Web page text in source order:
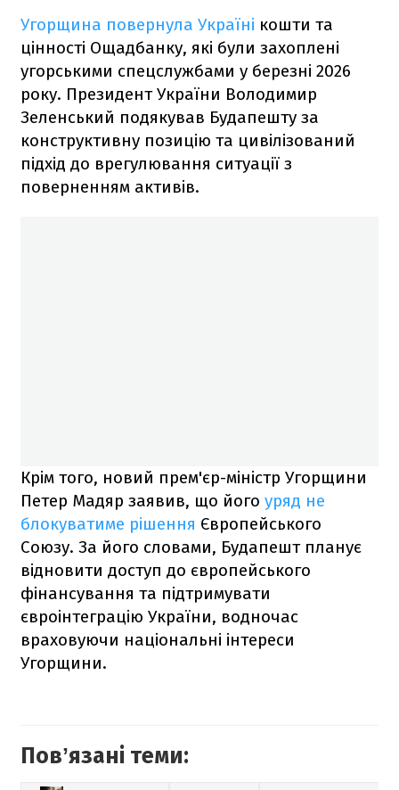
Угорщина повернула Україні кошти та
цінності Ощадбанку, які були захоплені
угорськими спецслужбами у березні 2026
року. Президент України Володимир
Зеленський подякував Будапешту за
конструктивну позицію та цивілізований
підхід до врегулювання ситуації з
поверненням активів.
Крім того, новий прем'єр-міністр Угорщини
Петер Мадяр заявив, що його уряд не
блокуватиме рішення Європейського
Союзу. За його словами, Будапешт планує
відновити доступ до європейського
фінансування та підтримувати
євроінтеграцію України, водночас
враховуючи національні інтереси
Угорщини.
Повʼязані теми: